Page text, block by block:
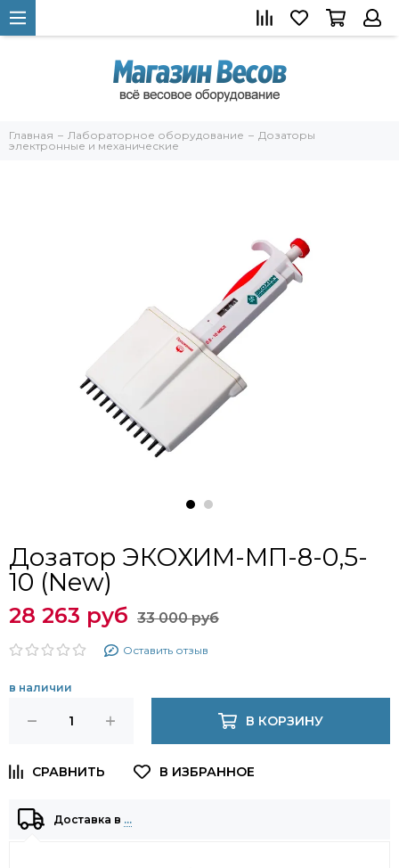
Главная Лабораторное оборудование
Дозаторы
электронные и механические
Дозатор ЭКОХИМ-МП-8-0,5-
10 (New)
28 263 руб 33 000 руб
Оставить отзыв
в наличии
В КОРЗИНУ
Доставка в …